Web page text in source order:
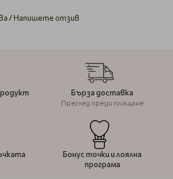
/Напишете отзив
Бърза доставка
Преглед преди плащане
Бонус точки и лоялна
програма